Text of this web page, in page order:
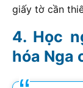
giấy tờ cần
Học
hóa Nga